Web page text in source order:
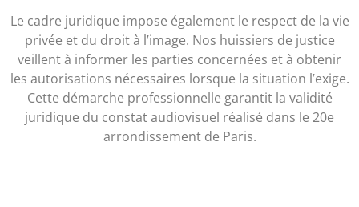
Le cadre juridique impose également le respect de la vie
privée et du droit à l’image. Nos huissiers de justice
veillent à informer les parties concernées et à obtenir
les autorisations nécessaires lorsque la situation l’exige.
Cette démarche professionnelle garantit la validité
juridique du constat audiovisuel réalisé dans le 20e
arrondissement de Paris.